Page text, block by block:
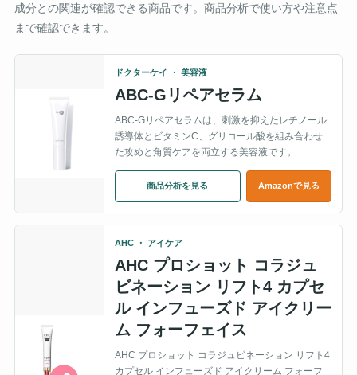
成分との関連が確認できる商品です。商品分析で使い方や注意点
まで確認できます。
ドクターケイ ・ 美容液
ABC-Gリペアセラム
ABC-Gリペアセラムは、刺激を抑えたレチノール
誘導体とビタミンC、グリコール酸を組み合わせ
た攻めと角質ケアを両立する美容液です。
商品分析を見る Amazonで見る
AHC ・ アイケア
AHC プロショット コラジュ
ビネーション リフト4 カプセ
ル インフューズド アイクリー
ム フォーフェイス
AHC プロショット コラジュビネーション リフト4
カプセル インフューズド アイクリーム フォーフ